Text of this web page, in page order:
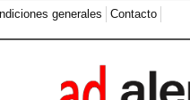
generales Contacto